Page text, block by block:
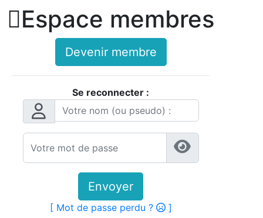
Espace membres
Devenir membre
Se reconnecter :
Envoyer
[ Mot de passe perdu ? ]